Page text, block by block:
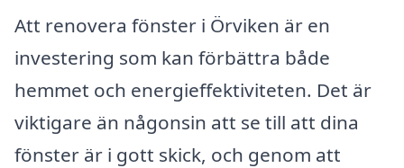
Att renovera fönster i Örviken är en
investering som kan förbättra både
hemmet och energieffektiviteten. Det är
viktigare än någonsin att se till att dina
fönster är i gott skick, och genom att